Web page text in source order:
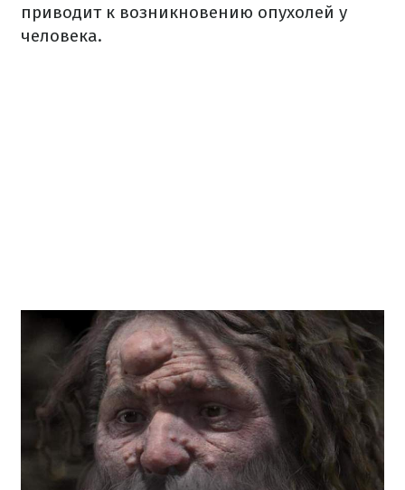
приводит к возникновению опухолей у
человека.